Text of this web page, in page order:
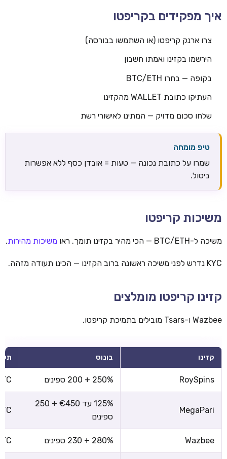
איך מפקידים בקריפטו
צרו ארנק קריפטו (או השתמשו בבורסה)
הירשמו בקזינו ואמתו חשבון
בקופה — בחרו BTC/ETH
העתיקו כתובת WALLET מהקזינו
שלחו סכום מדויק — המתינו לאישורי רשת
טיפ מומחה
שמרו על כתובת נכונה — טעות = אובדן כסף ללא אפשרות
ביטול.
משיכות קריפטו
משיכה ל-BTC/ETH — הכי מהיר בקזינו תומך. ראו משיכות מהירות.
KYC נדרש לפני משיכה ראשונה ברוב הקזינו — הכינו תעודה מזהה.
קזינו קריפטו מומלצים
Wazbee ו-Tsars מובילים בתמיכת קריפטו.
קזינו בונוס
RoySpins 250% + 200 ספינים
MegaPari
125% עד €450 + 250
ספינים
Wazbee 280% + 230 ספינים